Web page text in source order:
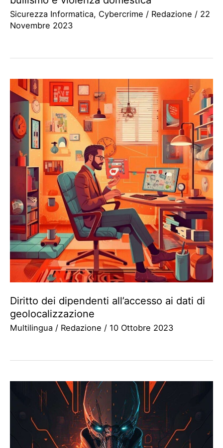
Sicurezza Informatica, Cybercrime / Redazione / 22
Novembre 2023
Diritto dei dipendenti all’accesso ai dati di
geolocalizzazione
Multilingua / Redazione / 10 Ottobre 2023